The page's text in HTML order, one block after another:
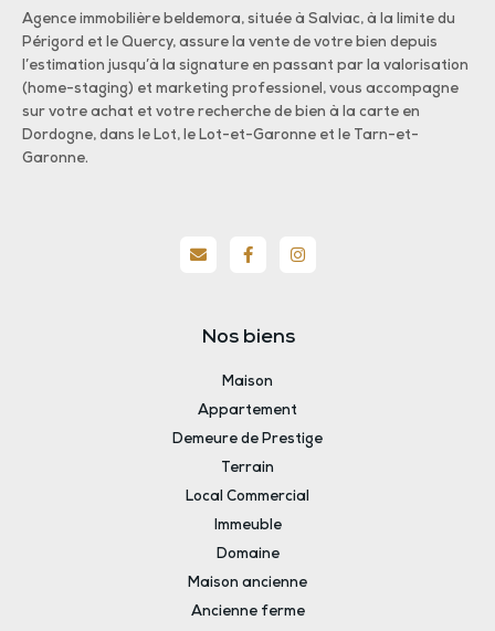
Agence immobilière beldemora, située à Salviac, à la limite du
Périgord et le Quercy, assure la vente de votre bien depuis
l’estimation jusqu’à la signature en passant par la valorisation
(home-staging) et marketing professionel, vous accompagne
sur votre achat et votre recherche de bien à la carte en
Dordogne, dans le Lot, le Lot-et-Garonne et le Tarn-et-
Garonne.
Nos biens
Maison
Appartement
Demeure de Prestige
Terrain
Local Commercial
Immeuble
Domaine
Maison ancienne
Ancienne ferme